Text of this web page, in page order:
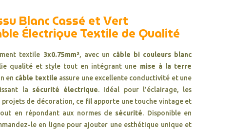
Blanc Cassé et Vert
Électrique Textile de Qualité
textile 3x0.75mm², avec un câble bi couleurs blanc
qualité et style tout en intégrant une mise à la terre
en câble textile assure une excellente conductivité et une
la sécurité électrique. Idéal pour l'éclairage, les
projets de décoration, ce filapporte une touche vintage et
en répondant aux normes de sécurité. Disponible en
le en ligne pour ajouter une esthétique unique et